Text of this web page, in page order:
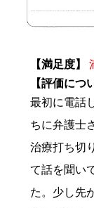
【満足度】
【評価につ
最初に電話
ちに弁護士
治療打ち切
て話を聞い
た。少し先